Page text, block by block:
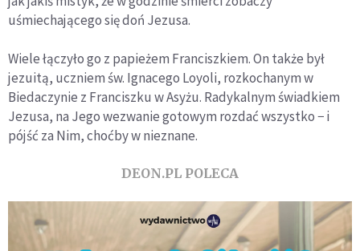
uśmiechającego się doń Jezusa.
Wiele łączyło go z papieżem Franciszkiem. On także był
jezuitą, uczniem św. Ignacego Loyoli, rozkochanym w
Biedaczynie z Franciszku w Asyżu. Radykalnym świadkiem
Jezusa, na Jego wezwanie gotowym rozdać wszystko − i
pójść za Nim, choćby w nieznane.
DEON.PL POLECA